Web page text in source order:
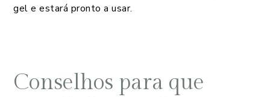
gel e estará pronto a usar.
Conselhos para que